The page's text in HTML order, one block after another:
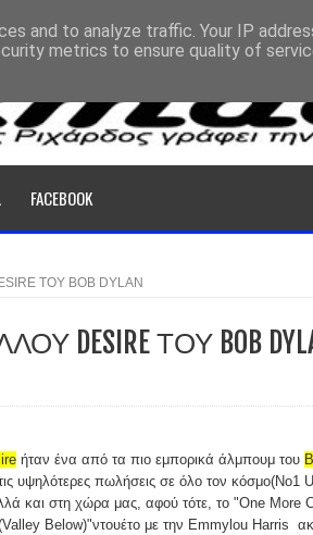
FACEBOOK
ΤΟΥ BOB DYLAN
DESIRE ΤΟΥ BOB
ήταν ένα από τα πιο εμπορικά άλμπουμ του
υψηλότερες πωλήσεις σε όλο τον κόσμο(No1
και στη χώρα μας, αφού τότε, το "One More
Below)"ντουέτο με την Emmylou Harris
and to analyze traffic. Your IP
metrics to ensure quality of